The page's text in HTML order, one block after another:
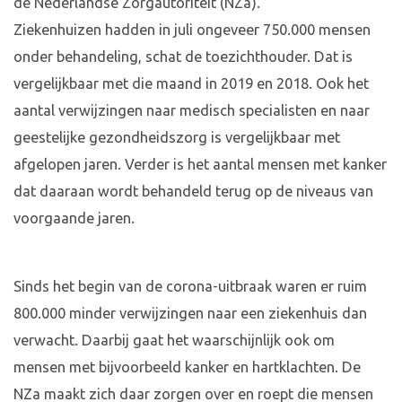
Ziekenhuizen hadden in juli ongeveer 750.000 mensen
onder behandeling, schat de toezichthouder. Dat is
vergelijkbaar met die maand in 2019 en 2018. Ook het
aantal verwijzingen naar medisch specialisten en naar
geestelijke gezondheidszorg is vergelijkbaar met
afgelopen jaren. Verder is het aantal mensen met kanker
dat daaraan wordt behandeld terug op de niveaus van
voorgaande jaren.
Sinds het begin van de corona-uitbraak waren er ruim
800.000 minder verwijzingen naar een ziekenhuis dan
verwacht. Daarbij gaat het waarschijnlijk ook om
mensen met bijvoorbeeld kanker en hartklachten. De
NZa maakt zich daar zorgen over en roept die mensen